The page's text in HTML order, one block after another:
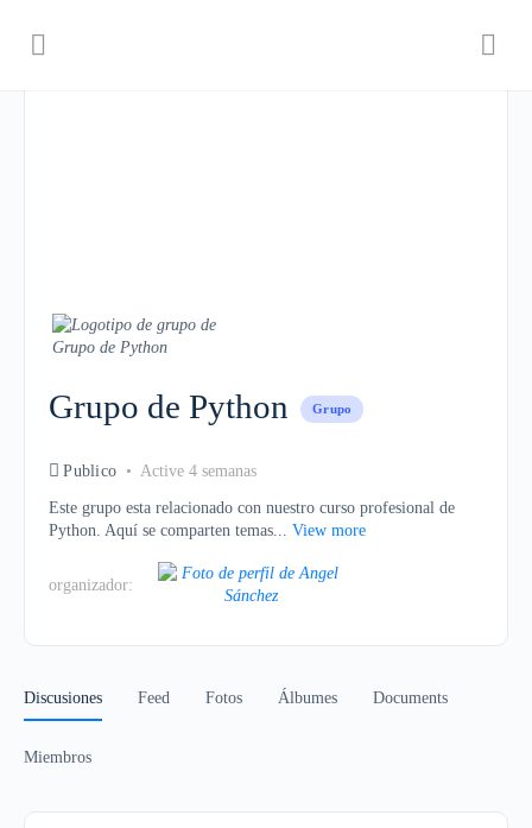
Grupo de Python Grupo
Publico Active 4 semanas
Este grupo esta relacionado con nuestro curso profesional de
Python. Aquí se comparten temas... View more
organizador:
Discusiones Feed Fotos Álbumes Documents
Miembros